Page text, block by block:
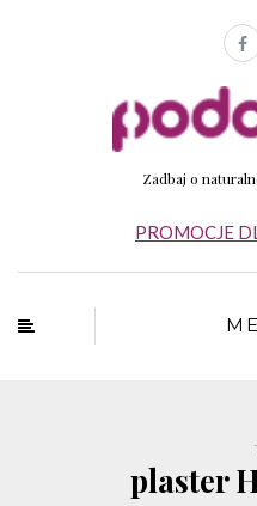
Zadbaj o
PROMOCJE
plaster